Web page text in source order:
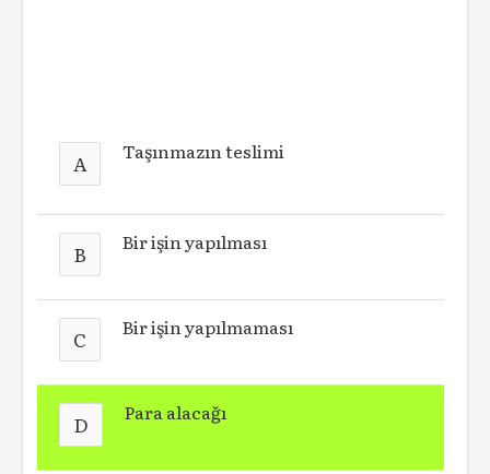
A Taşınmazın teslimi
B Bir işin yapılması
C Bir işin yapılmaması
D Para alacağı